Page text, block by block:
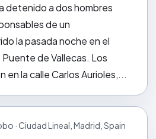
detenido a dos hombres
de un
la pasada noche en el
de Vallecas. Los
en la calle Carlos Aurioles,...
· Ciudad Lineal, Madrid, Spain